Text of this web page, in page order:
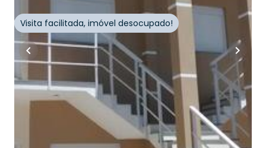
Visita facilitada, imóvel desocupado!
Whatsapp
Cód.
Confira mais
imóveis disponíveis